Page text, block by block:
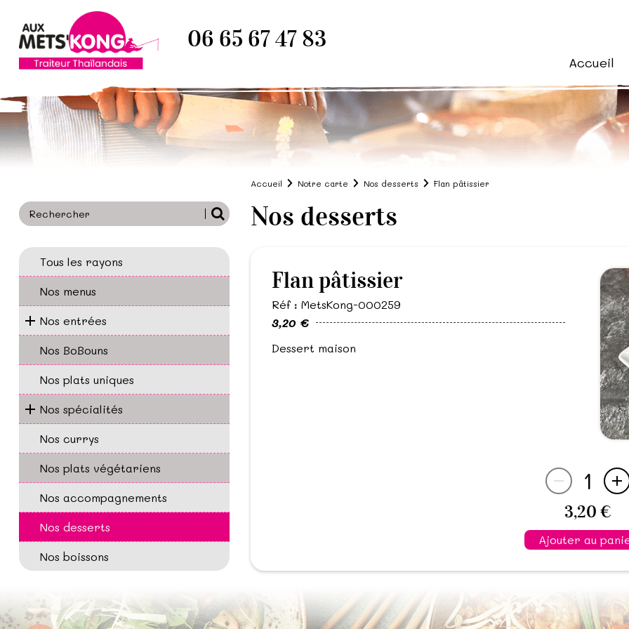
06 65 67 47 83
Accueil
Accueil Notre carte Nos desserts Flan pâtissier
Tous les rayons
Nos menus
Nos entrées
Nos BoBouns
Nos plats uniques
Nos spécialités
Nos currys
Nos plats végétariens
Nos accompagnements
Nos desserts
Nos boissons
Nos desserts
Flan pâtissier
Réf : MetsKong-000259
3,20 €
Dessert maison
1
3,20 €
Ajouter au